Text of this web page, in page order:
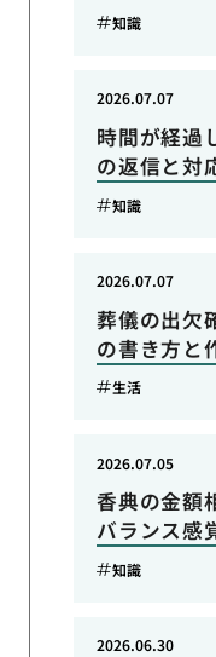
知識
時間が経過
の返信と対
2026.07.07
知識
葬儀の出欠
の書き方と
2026.07.07
生活
香典の金額
バランス感
2026.07.05
知識
2026.06.30